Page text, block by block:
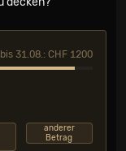
31.08.: CHF 1200
anderer
Betrag